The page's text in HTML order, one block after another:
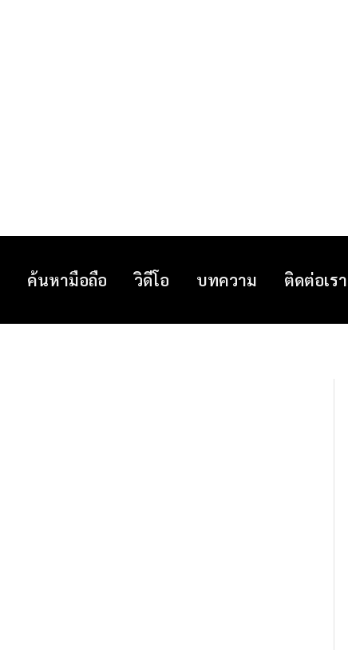
ค้นหามือถือ วิดีโอ บทความ ติดต่อเรา